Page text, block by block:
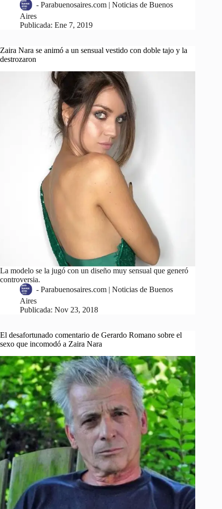
- Parabuenosaires.com | Noticias de Buenos
Aires
Publicada: Ene 7, 2019
Zaira Nara se animó a un sensual vestido con doble tajo y la
destrozaron
La modelo se la jugó con un diseño muy sensual que generó
controversia.
- Parabuenosaires.com | Noticias de Buenos
Aires
Publicada: Nov 23, 2018
El desafortunado comentario de Gerardo Romano sobre el
sexo que incomodó a Zaira Nara